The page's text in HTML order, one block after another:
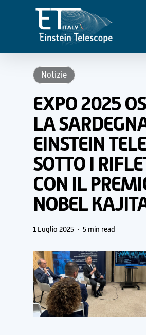
content
Notizie
EXPO 2025
LA
EINSTEIN
SOTTO I
CON IL
NOBEL
1 Luglio 2025 5 min read